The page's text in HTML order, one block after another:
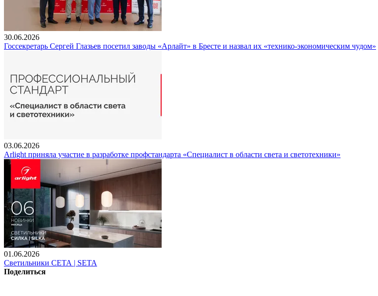
30.06.2026
Госсекретарь Сергей Глазьев посетил заводы «Арлайт» в Бресте и назвал их «технико-экономическим чудом»
03.06.2026
Arlight приняла участие в разработке профстандарта «Специалист в области света и светотехники»
01.06.2026
Светильники СЕТА | SETA
Поделиться